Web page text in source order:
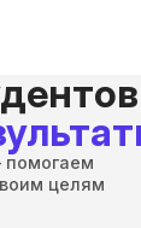
помогаем
целям